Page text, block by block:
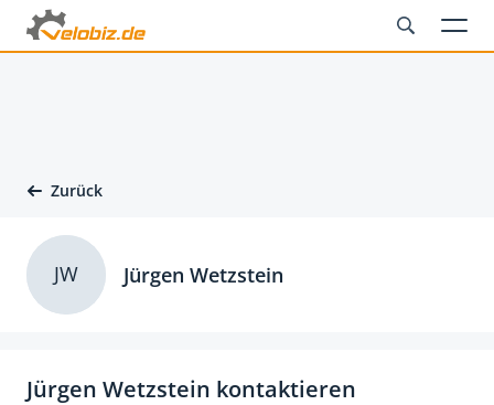
Zurück
Jürgen Wetzstein kontaktieren
JW Jürgen Wetzstein